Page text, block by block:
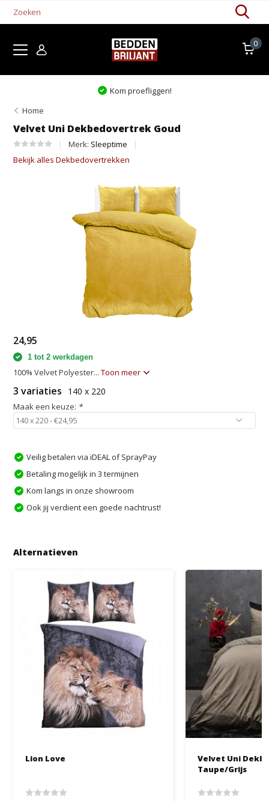
0
Kom proefliggen!
Home
Velvet Uni Dekbedovertrek Goud
Merk: Sleeptime
Bekijk alles Dekbedovertrekken
24,95
1 tot 2 werkdagen
100% Velvet Polyester...Toon meer
3 variaties 140 x 220
Maak een keuze: *
Veilig betalen via iDEAL of SprayPay
Betaling mogelijk in 3 termijnen
Kom langs in onze showroom
Ook jij verdient een goede nachtrust!
Alternatieven
Lion Love
Velvet Uni
Taupe/Grijs